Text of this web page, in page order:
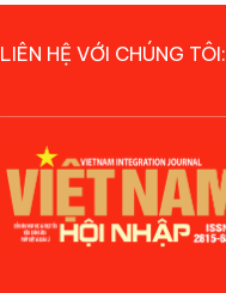
LIÊN HỆ VỚI CHÚNG TÔI: